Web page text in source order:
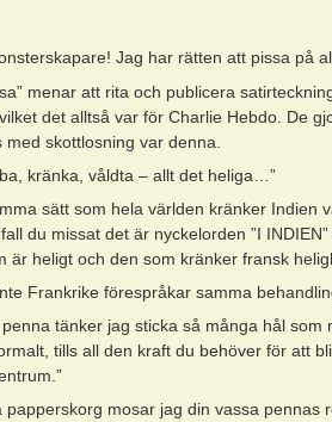
Jag har rätten att pissa på
menar att rita och publicera
det alltså var för Charlie Hebdo. De
skottlosning var denna.
kränka, våldta – allt det heliga…”
sätt som hela världen kränker Indien
du missat det är nyckelorden ”I
är heligt och den som kränker fransk
Frankrike förespråkar samma
penna tänker jag sticka så många hål
tills all den kraft du behöver för att
papperskorg mosar jag din vassa pennas